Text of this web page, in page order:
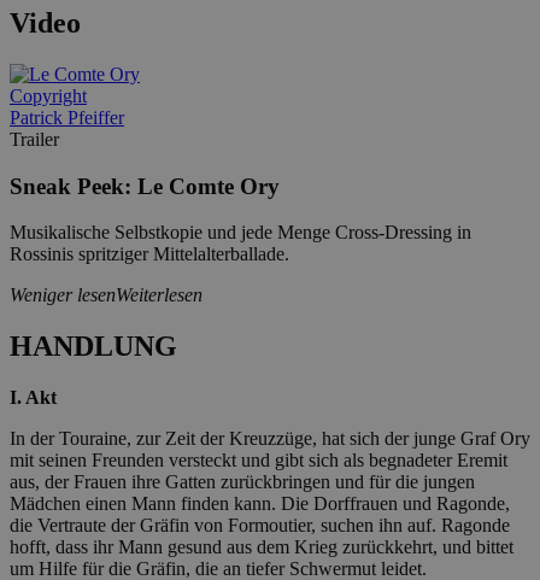
Video
Copyright
Patrick Pfeiffer
Trailer
Sneak Peek: Le Comte Ory
Musikalische Selbstkopie und jede Menge Cross-Dressing in
Rossinis spritziger Mittelalterballade.
Weniger lesenWeiterlesen
HANDLUNG
I. Akt
In der Touraine, zur Zeit der Kreuzzüge, hat sich der junge Graf Ory
mit seinen Freunden versteckt und gibt sich als begnadeter Eremit
aus, der Frauen ihre Gatten zurückbringen und für die jungen
Mädchen einen Mann finden kann. Die Dorffrauen und Ragonde,
die Vertraute der Gräfin von Formoutier, suchen ihn auf. Ragonde
hofft, dass ihr Mann gesund aus dem Krieg zurückkehrt, und bittet
um Hilfe für die Gräfin, die an tiefer Schwermut leidet.